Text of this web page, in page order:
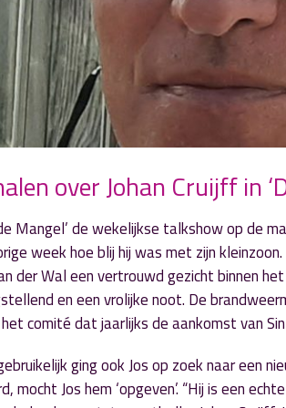
over Johan Cruijff in
Mangel’ de wekelijkse talkshow op de
week hoe blij hij was met zijn
der Wal een vertrouwd gezicht binnen
en een vrolijke noot. De
het comité dat jaarlijks de aankomst van
ging ook Jos op zoek naar een
mocht Jos hem ‘opgeven’. “Hij is een